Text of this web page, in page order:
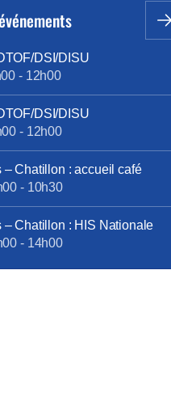
gratuitement : s’abonner
les articles au fil de leur
sur Facebook, Twitter, […]
DSI/DISU
- 12h00
DSI/DISU
- 12h00
– Chatillon : accueil café
- 10h30
– Chatillon : HIS Nationale
- 14h00